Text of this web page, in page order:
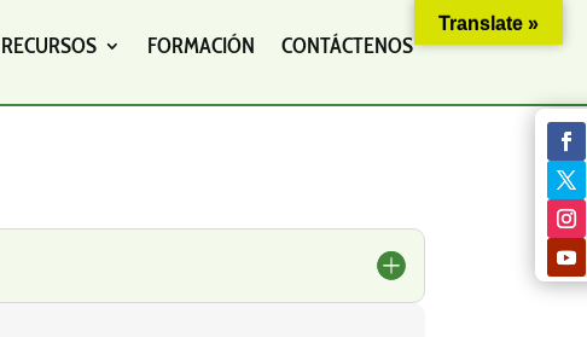
RECURSOS FORMACIÓN CONTÁCTENOS
Translate »